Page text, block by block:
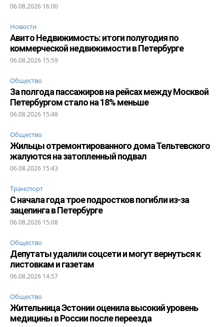
06.08.2026 16:00
Новости
Авито Недвижимость: итоги полугодия по
коммерческой недвижимости в Петербурге
06.08.2026 15:59
Общество
За полгода пассажиров на рейсах между Москвой
Петербургом стало на 18% меньше
06.08.2026 15:48
Общество
Жильцы отремонтированного дома Тельтевского
жалуются на затопленный подвал
06.08.2026 15:43
Транспорт
С начала года трое подростков погибли из-за
зацепинга в Петербурге
06.08.2026 15:08
Общество
Депутаты удалили соцсети и могут вернуться к
листовкам и газетам
06.08.2026 14:57
Общество
Жительница Эстонии оценила высокий уровень
медицины в России после переезда